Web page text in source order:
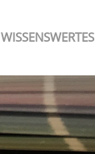
WISSENSWERTES